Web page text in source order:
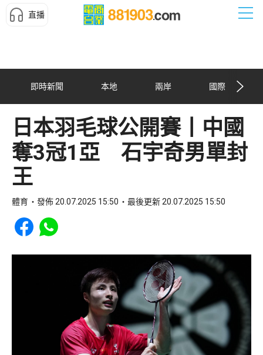
直播
即時新聞 本地 兩岸 國際
日本羽毛球公開賽丨中國
奪3冠1亞 石宇奇男單封
王
體育 發佈 20.07.2025 15:50 最後更新 20.07.2025 15:50
Share to Facebook
Share to WhatsApp